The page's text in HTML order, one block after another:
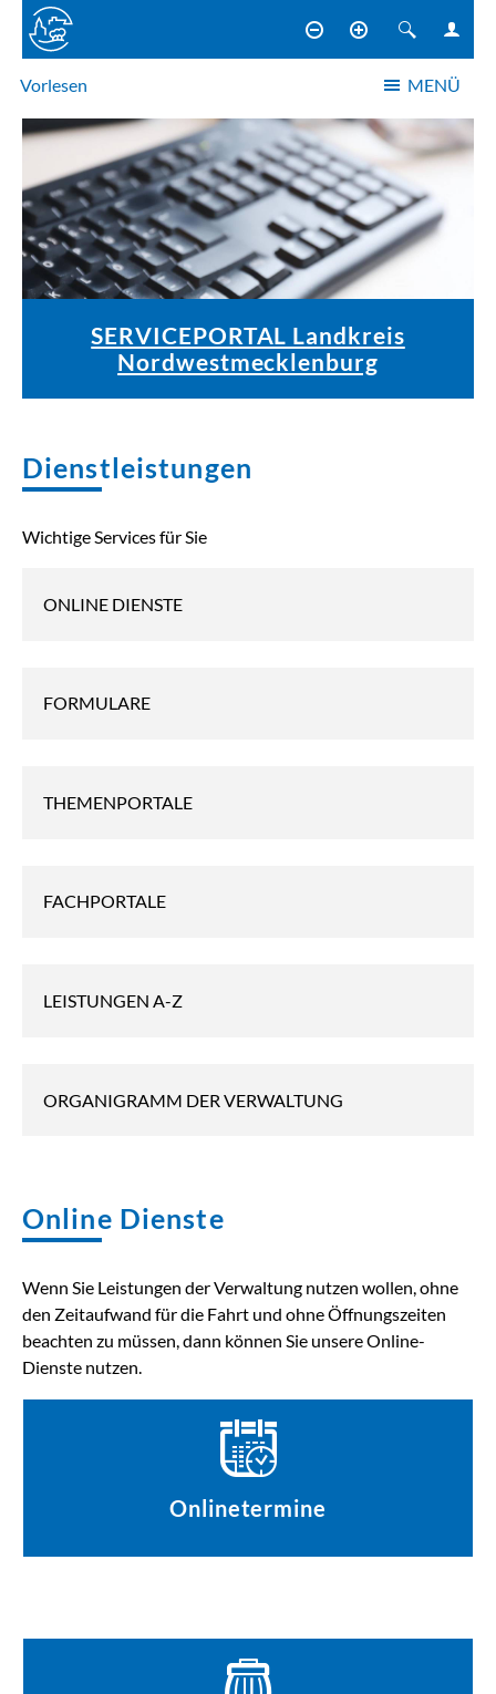
Vorlesen MENÜ
NAVIGATION
SERVICEPORTAL Landkreis
Nordwestmecklenburg
Dienstleistungen
Wichtige Services für Sie
ONLINE DIENSTE
FORMULARE
THEMENPORTALE
FACHPORTALE
LEISTUNGEN A-Z
ORGANIGRAMM DER VERWALTUNG
Online Dienste
Wenn Sie Leistungen der Verwaltung nutzen wollen, ohne
den Zeitaufwand für die Fahrt und ohne Öffnungszeiten
beachten zu müssen, dann können Sie unsere Online-
Dienste nutzen.
Onlinetermine